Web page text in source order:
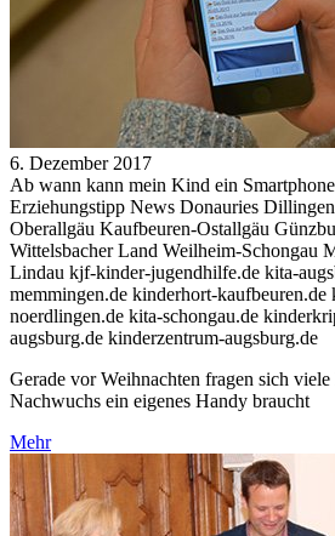
6. Dezember 2017
Ab wann kann mein Kind ein
Erziehungstipp News Donauries
Oberallgäu Kaufbeuren-Ostallgäu
Wittelsbacher Land Weilheim-Schongau
Lindau kjf-kinder-jugendhilfe.de kita-
memmingen.de kinderhort-
noerdlingen.de kita-schongau.de
augsburg.de kinderzentrum-augsburg.de
Gerade vor Weihnachten fragen sich
Nachwuchs ein eigenes Handy braucht
Mehr